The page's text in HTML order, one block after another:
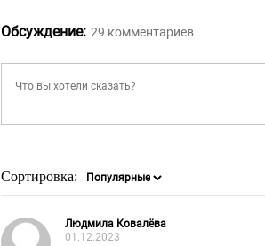
Обсуждение: 29 комментариев
Сортировка:
Людмила Ковалёва
01.12.2023